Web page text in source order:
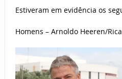
Estiveram em evidência os
Homens – Arnoldo Heeren/